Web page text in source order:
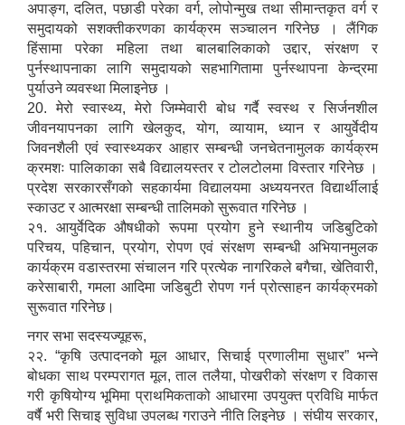
अपाङ्ग, दलित, पछाडी परेका वर्ग, लोपोन्मुख तथा सीमान्तकृत वर्ग र
समुदायको सशक्तीकरणका कार्यक्रम सञ्चालन गरिनेछ । लैंगिक
हिंसामा परेका महिला तथा बालबालिकाको उद्दार, संरक्षण र
पुर्नस्थापनाका लागि समुदायको सहभागितामा पुर्नस्थापना केन्द्रमा
पुर्याउने व्यवस्था मिलाइनेछ ।
20. मेरो स्वास्थ्य, मेरो जिम्मेवारी बोध गर्दै स्वस्थ र सिर्जनशील
जीवनयापनका लागि खेलकुद, योग, व्यायाम, ध्यान र आयुर्वेदीय
जिवनशैली एवं स्वास्थ्यकर आहार सम्बन्धी जनचेतनामुलक कार्यक्रम
क्रमशः पालिकाका सबै विद्यालयस्तर र टोलटोलमा विस्तार गरिनेछ ।
प्रदेश सरकारसँगको सहकार्यमा विद्यालयमा अध्ययनरत विद्यार्थीलाई
स्काउट र आत्मरक्षा सम्बन्धी तालिमको सुरूवात गरिनेछ ।
२१. आयुर्वेदिक औषधीको रूपमा प्रयोग हुने स्थानीय जडिबुटिको
परिचय, पहिचान, प्रयोग, रोपण एवं संरक्षण सम्बन्धी अभियानमुलक
कार्यक्रम वडास्तरमा संचालन गरि प्रत्येक नागरिकले बगैचा, खेतिवारी,
करेसाबारी, गमला आदिमा जडिबुटी रोपण गर्न प्रोत्साहन कार्यक्रमको
सुरूवात गरिनेछ।
नगर सभा सदस्यज्यूहरू,
२२. “कृषि उत्पादनको मूल आधार, सिचाई प्रणालीमा सुधार” भन्ने
बोधका साथ परम्परागत मूल, ताल तलैया, पोखरीको संरक्षण र विकास
गरी कृषियोग्य भूमिमा प्राथमिकताको आधारमा उपयुक्त प्रविधि मार्फत
वर्षै भरी सिचाइ सुविधा उपलब्ध गराउने नीति लिइनेछ । संघीय सरकार,